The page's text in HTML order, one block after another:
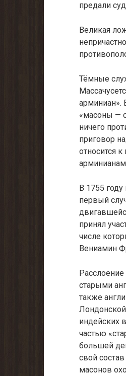
предали
Великая
Тёмные
арминиан».
«масоны —
ничего
приговор
относится
В 1755
первый
принял
числе
Вениамин
старыми
также
индейских
частью
большей
свой
масонов